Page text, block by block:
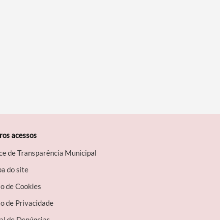
acessos
de Transparência Municipal
do site
de Cookies
de Privacidade